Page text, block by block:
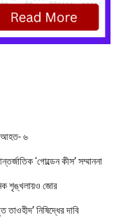
আহত- ৬
‘গোল্ডেন কীস’ সম্মাননা
শৃঙ্খলায়ও জোর
তাওহীদ’ নিষিদ্ধের দাবি